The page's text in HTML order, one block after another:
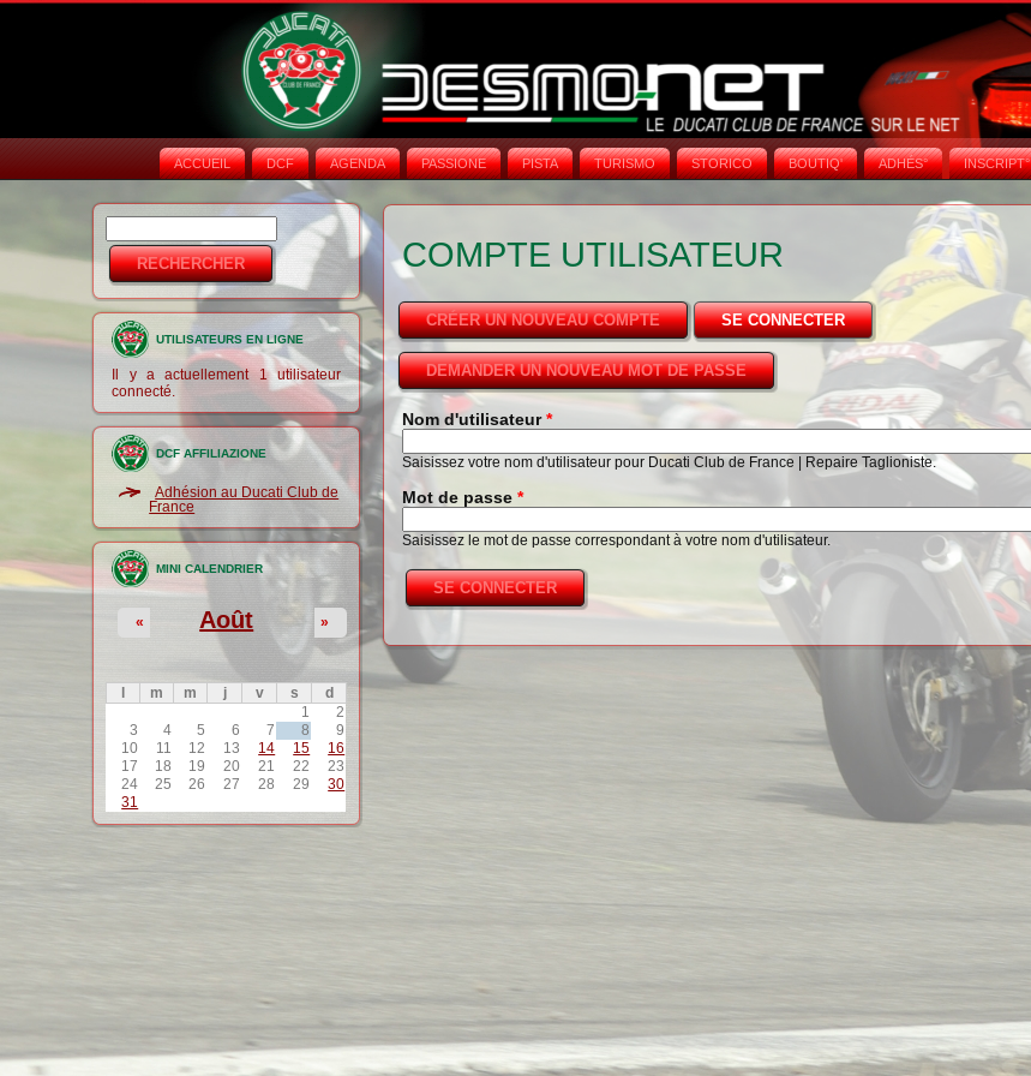
ACCUEIL DCF AGENDA PASSIONE PISTA TURISMO STORICO BOUTIQ' ADHÉS° INSCRIPT°
Formulaire de
recherche
UTILISATEURS EN LIGNE
Il y a actuellement 1 utilisateur
connecté.
DCF AFFILIAZIONE
Adhésion au Ducati Club de
France
MINI CALENDRIER
Août
« »
m m j v s
d
1
2
3
4 5 6 7 8
9
10
11 12 13 14 15
16
17
18 19 20 21 22
23
24
25 26 27 28 29
30
31
COMPTE UTILISATEUR
CRÉER UN NOUVEAU COMPTE SE CONNECTER(ONGLET ACTIF)
DEMANDER UN NOUVEAU MOT DE PASSE
Nom d'utilisateur*
Saisissez votre nom d'utilisateur pour Ducati Club de France | Repaire Taglioniste.
Mot de passe*
Saisissez le mot de passe correspondant à votre nom d'utilisateur.